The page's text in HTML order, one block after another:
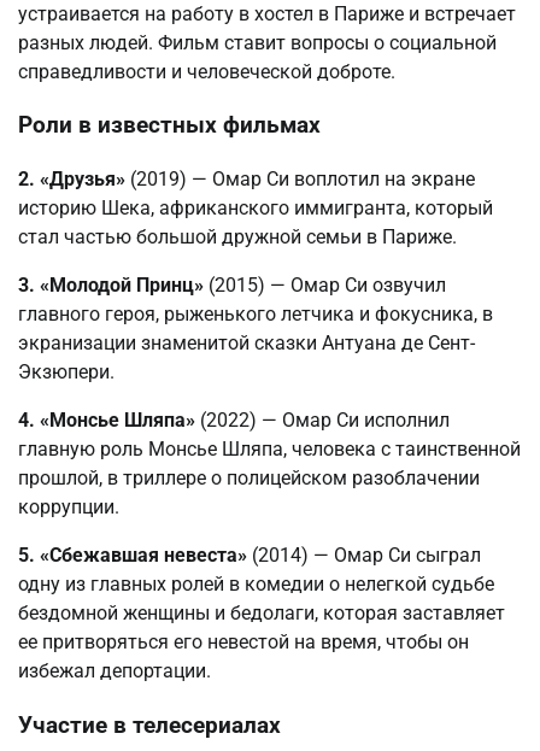
устраивается на работу в хостел в Париже и встречает
разных людей. Фильм ставит вопросы о социальной
справедливости и человеческой доброте.
Роли в известных фильмах
2. «Друзья» (2019) — Омар Си воплотил на экране
историю Шека, африканского иммигранта, который
стал частью большой дружной семьи в Париже.
3. «Молодой Принц» (2015) — Омар Си озвучил
главного героя, рыженького летчика и фокусника, в
экранизации знаменитой сказки Антуана де Сент-
Экзюпери.
4. «Монсье Шляпа» (2022) — Омар Си исполнил
главную роль Монсье Шляпа, человека с таинственной
прошлой, в триллере о полицейском разоблачении
коррупции.
5. «Сбежавшая невеста» (2014) — Омар Си сыграл
одну из главных ролей в комедии о нелегкой судьбе
бездомной женщины и бедолаги, которая заставляет
ее притворяться его невестой на время, чтобы он
избежал депортации.
Участие в телесериалах